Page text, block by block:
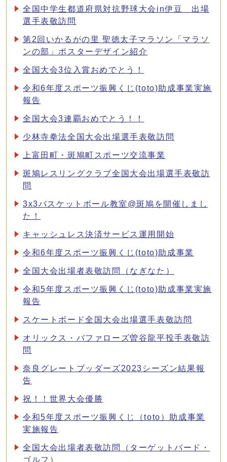
全国中学生都道府県対抗野球大会in伊豆 出場
選手表敬訪問
第2回いかるがの里 聖徳太子マラソン「マラソ
ンの部」ポスターデザイン紹介
全国大会3位入賞おめでとう！
令和6年度スポーツ振興くじ(toto)助成事業実施
報告
全国大会3連覇おめでとう！！
少林寺拳法全国大会出場選手表敬訪問
上富田町・斑鳩町スポーツ交流事業
斑鳩レスリングクラブ全国大会出場選手表敬訪
問
3x3バスケットボール教室@斑鳩を開催しまし
た！
キャッシュレス決済サービス運用開始
令和6年度スポーツ振興くじ(toto)助成事業
全国大会出場者表敬訪問（なぎなた）
令和5年度スポーツ振興くじ(toto)助成事業実施
報告
スケートボード全国大会出場選手表敬訪問
オリックス・バファローズ曽谷龍平投手表敬訪
問
奈良グレートブッダーズ2023シーズン結果報
告
祝！！世界大会優勝
令和5年度スポーツ振興くじ（toto）助成事業
実施報告
全国大会出場者表敬訪問（ターゲットバード・
ゴルフ）